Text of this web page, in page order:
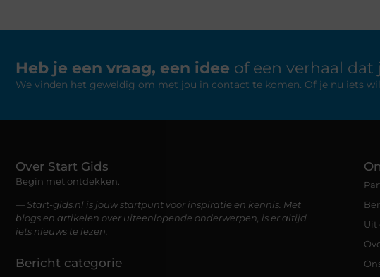
Heb je een vraag, een idee of een verhaal dat
We vinden het geweldig om met jou in contact te komen. Of je nu iets
Over Start Gids
Begin met ontdekken.
— Start-gids.nl is jouw startpunt voor inspiratie en kennis. Met
blogs en artikelen over uiteenlopende onderwerpen, is er altijd
iets nieuws te lezen.
Bericht categorie
Uit